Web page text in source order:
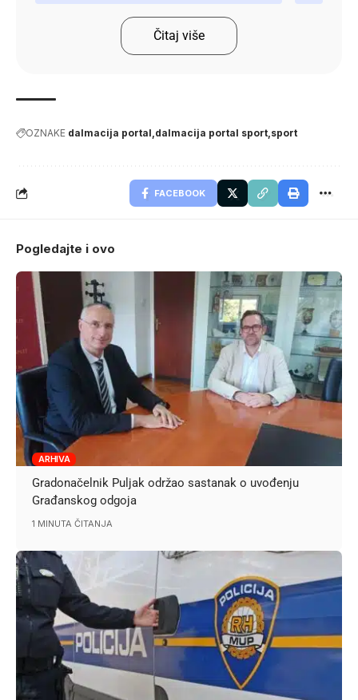
Čitaj više
OZNAKE dalmacija portal dalmacija portal sport sport
FACEBOOK
Pogledajte i ovo
ARHIVA
Gradonačelnik Puljak održao sastanak o uvođenju
Građanskog odgoja
1 MINUTA ČITANJA